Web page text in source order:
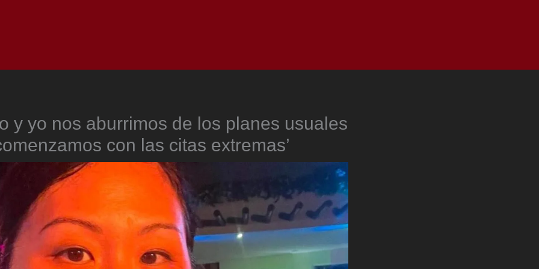
y yo nos aburrimos de los planes usuales
con las citas extremas’